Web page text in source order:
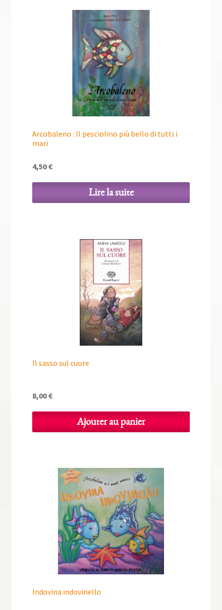
Arcobaleno : Il pesciolino più bello di tutti i
mari
4,50€
Lire la suite
Il sasso sul cuore
8,00€
Ajouter au panier
Indovina indovinello